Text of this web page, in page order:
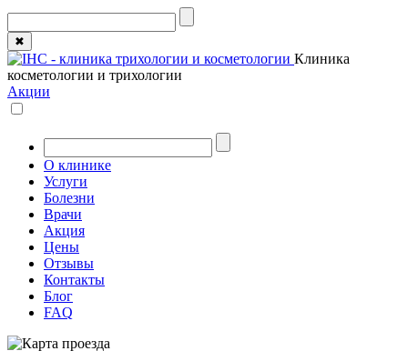
✖
Клиника
косметологии и трихологии
Акции
О клинике
Услуги
Болезни
Врачи
Акция
Цены
Отзывы
Контакты
Блог
FAQ